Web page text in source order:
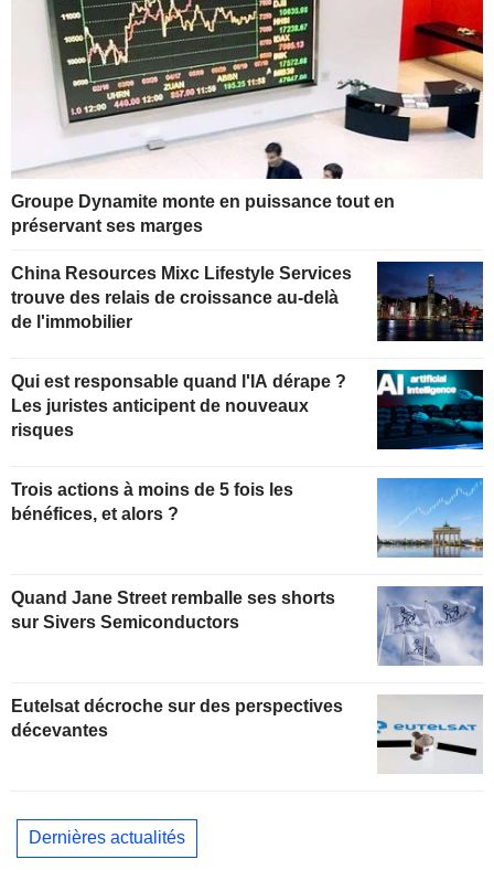
Groupe Dynamite monte en puissance tout en
préservant ses marges
China Resources Mixc Lifestyle Services
trouve des relais de croissance au-delà
de l'immobilier
Qui est responsable quand l'IA dérape ?
Les juristes anticipent de nouveaux
risques
Trois actions à moins de 5 fois les
bénéfices, et alors ?
Quand Jane Street remballe ses shorts
sur Sivers Semiconductors
Eutelsat décroche sur des perspectives
décevantes
Dernières actualités